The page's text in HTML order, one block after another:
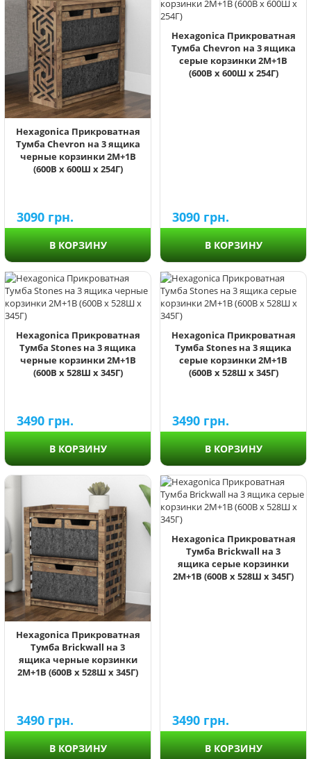
Hexagonica Прикроватная
Тумба Chevron на 3 ящика
черные корзинки 2М+1В
(600В х 600Ш х 254Г)
3090 грн.
В КОРЗИНУ
Hexagonica Прикроватная
Тумба Chevron на 3 ящика
серые корзинки 2М+1В
(600В х 600Ш х 254Г)
3090 грн.
В КОРЗИНУ
Hexagonica Прикроватная
Тумба Stones на 3 ящика
черные корзинки 2М+1В
(600В х 528Ш х 345Г)
3490 грн.
В КОРЗИНУ
Hexagonica Прикроватная
Тумба Stones на 3 ящика
серые корзинки 2М+1В
(600В х 528Ш х 345Г)
3490 грн.
В КОРЗИНУ
Hexagonica Прикроватная
Тумба Brickwall на 3
ящика черные корзинки
2М+1В (600В х 528Ш х 345Г)
3490 грн.
В КОРЗИНУ
Hexagonica Прикроватная
Тумба Brickwall на 3
ящика серые корзинки
2М+1В (600В х 528Ш х 345Г)
3490 грн.
В КОРЗИНУ